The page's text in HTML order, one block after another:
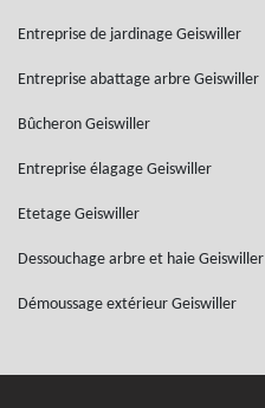
Entreprise de jardinage Geiswiller
Entreprise abattage arbre Geiswiller
Bûcheron Geiswiller
Entreprise élagage Geiswiller
Etetage Geiswiller
Dessouchage arbre et haie Geiswiller
Démoussage extérieur Geiswiller